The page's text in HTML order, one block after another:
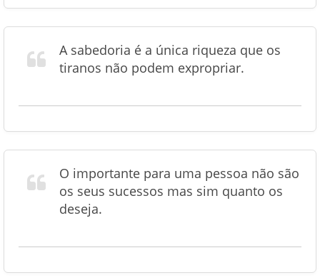
A sabedoria é a única riqueza que os
tiranos não podem expropriar.
O importante para uma pessoa não são
os seus sucessos mas sim quanto os
deseja.